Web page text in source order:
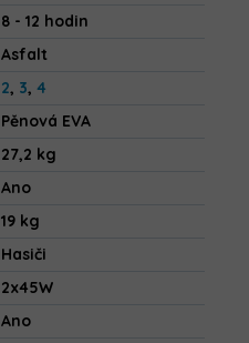
8 - 12 hodin
Asfalt
2, 3, 4
Pěnová EVA
27,2 kg
Ano
19 kg
Hasiči
2x45W
Ano